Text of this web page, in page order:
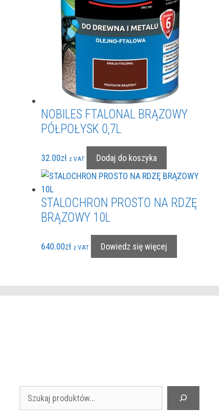
NOBILES FTALONAL BRĄZOWY
PÓŁPOŁYSK 0,7L
32.00zł z VAT Dodaj do koszyka
STALOCHRON PROSTO NA RDZĘ
BRĄZOWY 10L
640.00zł z VAT Dowiedz się więcej